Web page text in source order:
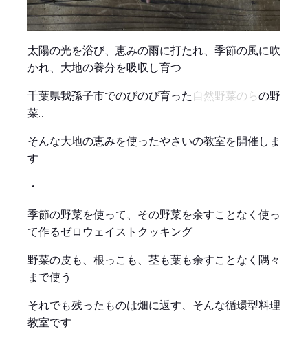
太陽の光を浴び、恵みの雨に打たれ、季節の風に吹
かれ、大地の養分を吸収し育つ
千葉県我孫子市でのびのび育った 自然野菜のらの野
菜…
そんな大地の恵みを使ったやさいの教室を開催しま
す
・
季節の野菜を使って、その野菜を余すことなく使っ
て作るゼロウェイストクッキング
野菜の皮も、根っこも、茎も葉も余すことなく隅々
まで使う
それでも残ったものは畑に返す、そんな循環型料理
教室です